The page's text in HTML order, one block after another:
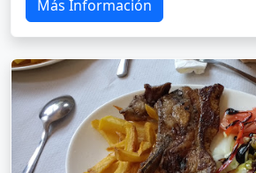
Más Información